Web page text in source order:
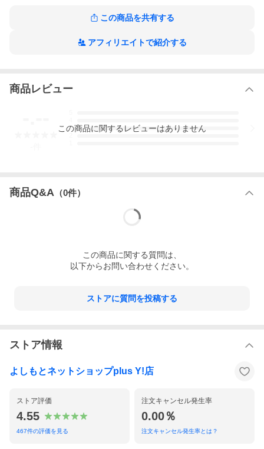
(2019年11月6日発売)
この商品を共有する
アフィリエイトで紹介する
商品レビュー
3
この商品に関するレビューはありません
商品Q&A （0件）
この商品に関する質問は、
以下からお問い合わせください。
ストアに質問を投稿する
ストア情報
よしもとネットショップplus Y!店
ストア評価
4.55
467件の評価を見る
注文キャンセル発生率
0.00％
注文キャンセル発生率とは？